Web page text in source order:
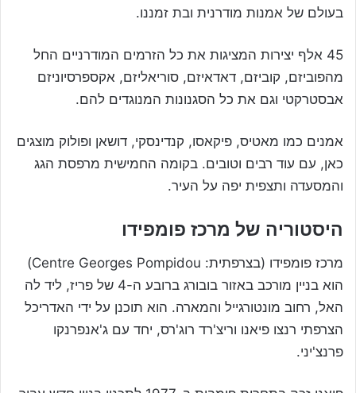
בעולם של אמנות מודרנית ובת זמננו.
45 אלף יצירות המציגות את כל הזרמים המודרניים החל
מהפוביזם, קוביזם, דאדאיזם, סוריאליזם, אקספרסיוניזם
אבסטרקטי וגם את כל הסגנונות המנוגדים להם.
אמנים כמו מאטיס, פיקאסו, קנדינסקי, דושאן ופולוק מוצגים
כאן, עם עוד רבים וטובים. בקומה החמישית מרפסת הגג
והמסעדה ותצפית יפה על העיר.
היסטוריה של מרכז פומפידו
מרכז פומפידו (בצרפתית: Centre Georges Pompidou)
הוא בניין מורכב באזור בובורג ברובע ה-4 של פריז, ליד לה
האל, רחוב מונטורגייל והמארה. הוא תוכנן על ידי האדריכל
הצרפתי רנצו פיאנו וריצ'רד רוג'רס, יחד עם ג'אנפרנקו
פרנצ'יני.